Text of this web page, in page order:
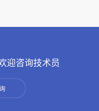
迎咨询技术员